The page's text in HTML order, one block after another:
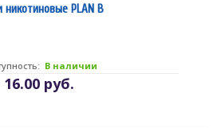
никотиновые PLAN B
16.00 руб.
В наличии